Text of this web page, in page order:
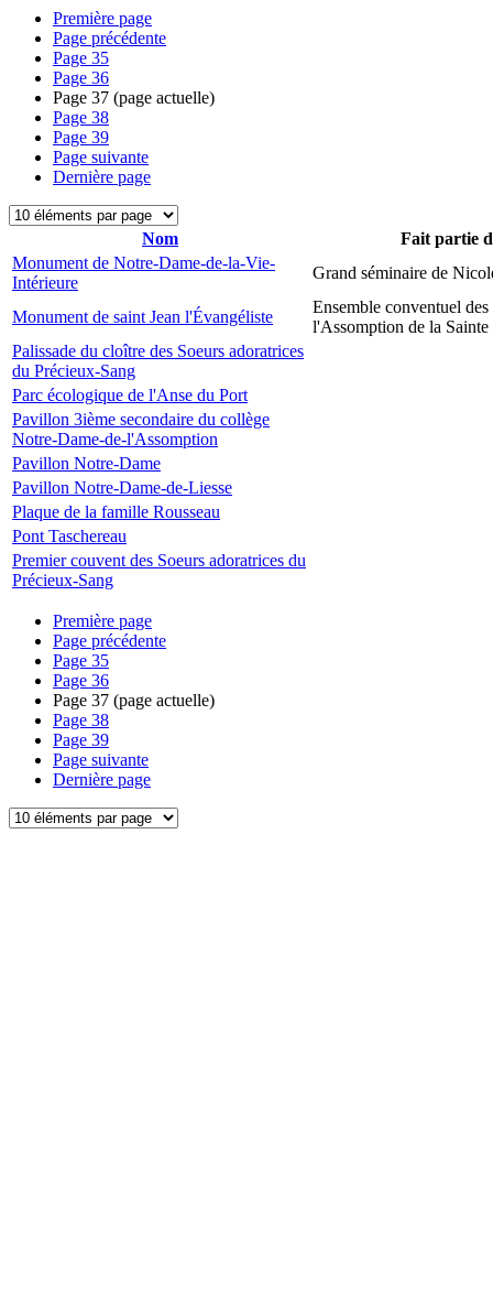
Première page
Page précédente
Page 35
Page 36
Page 37 (page actuelle)
Page 38
Page 39
Page suivante
Dernière page
Nom
Fait partie
Monument de Notre-Dame-de-la-Vie-
Intérieure
Grand séminaire de
Monument de saint Jean l'Évangéliste
Ensemble conventuel des
l'Assomption de la
Palissade du cloître des Soeurs adoratrices
du Précieux-Sang
Parc écologique de l'Anse du Port
Pavillon 3ième secondaire du collège
Notre-Dame-de-l'Assomption
Pavillon Notre-Dame
Pavillon Notre-Dame-de-Liesse
Plaque de la famille Rousseau
Pont Taschereau
Premier couvent des Soeurs adoratrices du
Précieux-Sang
Première page
Page précédente
Page 35
Page 36
Page 37 (page actuelle)
Page 38
Page 39
Page suivante
Dernière page